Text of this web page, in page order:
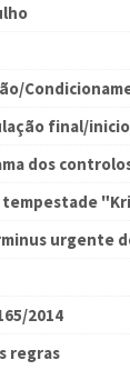
final/
dos
urgente
2014
regras